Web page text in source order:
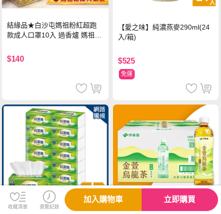
結緣品★白沙屯媽祖粉紅超跑
款成人口罩10入 過香爐 媽祖加
$140
【愛之味】純濃燕麥290ml(24
入/箱)
$525
免運
收藏清單 瀏覽紀錄
加入購物車 立即購買